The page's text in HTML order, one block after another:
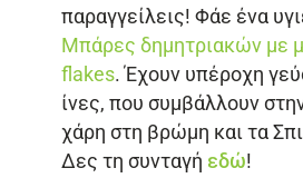
παραγγείλεις! Φάε ένα
Μπάρες δημητριακών με
flakes. Έχουν υπέροχη
ίνες, που συμβάλλουν
χάρη στη βρώμη και τα
Δες τη συνταγή εδώ!